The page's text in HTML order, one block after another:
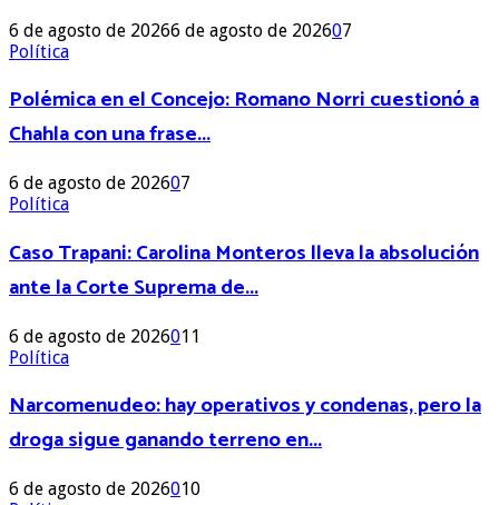
6 de agosto de 20266 de agosto de 202607
Política
Polémica en el Concejo: Romano Norri cuestionó a
Chahla con una frase...
6 de agosto de 202607
Política
Caso Trapani: Carolina Monteros lleva la absolución
ante la Corte Suprema de...
6 de agosto de 2026011
Política
Narcomenudeo: hay operativos y condenas, pero la
droga sigue ganando terreno en...
6 de agosto de 2026010